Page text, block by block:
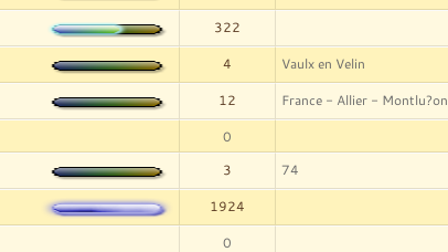
322
4 Vaulx en Velin
12 France - Allier - Montlu?on
0
3 74
1924
0